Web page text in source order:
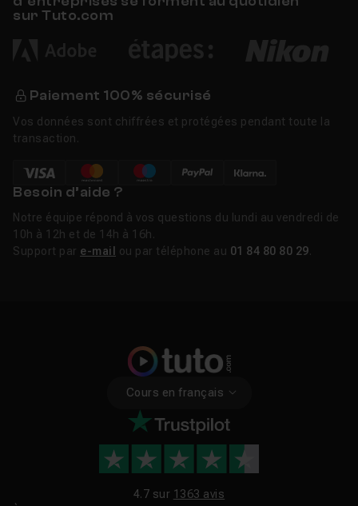
sur Tuto.com
Paiement 100% sécurisé
Vos données sont chiffrées et protégées pendant toute la
transaction.
Besoin d’aide ?
Notre équipe répond à vos questions du lundi au vendredi de
10h à 12h et de 14h à 16h.
Support par e-mail ou par téléphone au 01 84 80 80 29
Cours en français
4.7 sur 1363 avis